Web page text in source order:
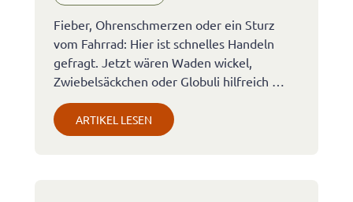
Fieber, Ohrenschmerzen oder ein Sturz
vom Fahrrad: Hier ist schnelles Handeln
gefragt. Jetzt wären Waden wickel,
Zwiebelsäckchen oder Globuli hilfreich …
ARTIKEL LESEN